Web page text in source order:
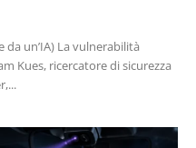
vulnerabilità
Kues, ricercatore di sicurezza